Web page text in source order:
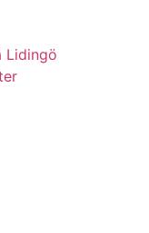
Lidingö